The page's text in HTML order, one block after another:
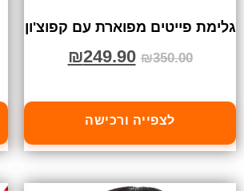
גלימת פייטים מפוארת עם קפוצ'ון
₪350.00
₪249.90
לצפייה ורכישה